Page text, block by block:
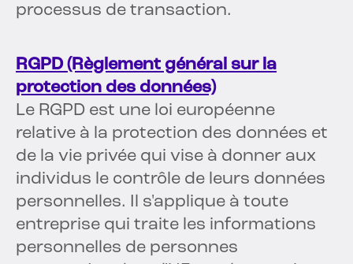
processus de transaction.
RGPD (Règlement général sur la
protection des données)
Le RGPD est une loi européenne
relative à la protection des données et
de la vie privée qui vise à donner aux
individus le contrôle de leurs données
personnelles. Il s'applique à toute
entreprise qui traite les informations
personnelles de personnes